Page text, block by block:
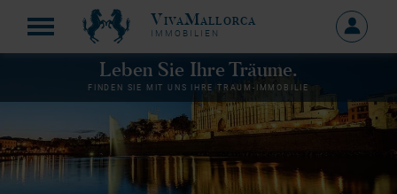
VivaMallorca
IMMOBILIEN
MEIN
Leben Sie Ihre Träume.
FINDEN SIE MIT UNS IHRE TRAUM-IMMOBILIE